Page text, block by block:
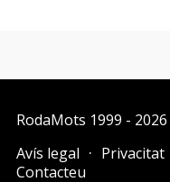
RodaMots 1999 - 2026
Avís legal
Privacitat
Contacteu